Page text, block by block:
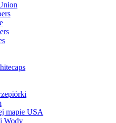
mapie USA
Wody